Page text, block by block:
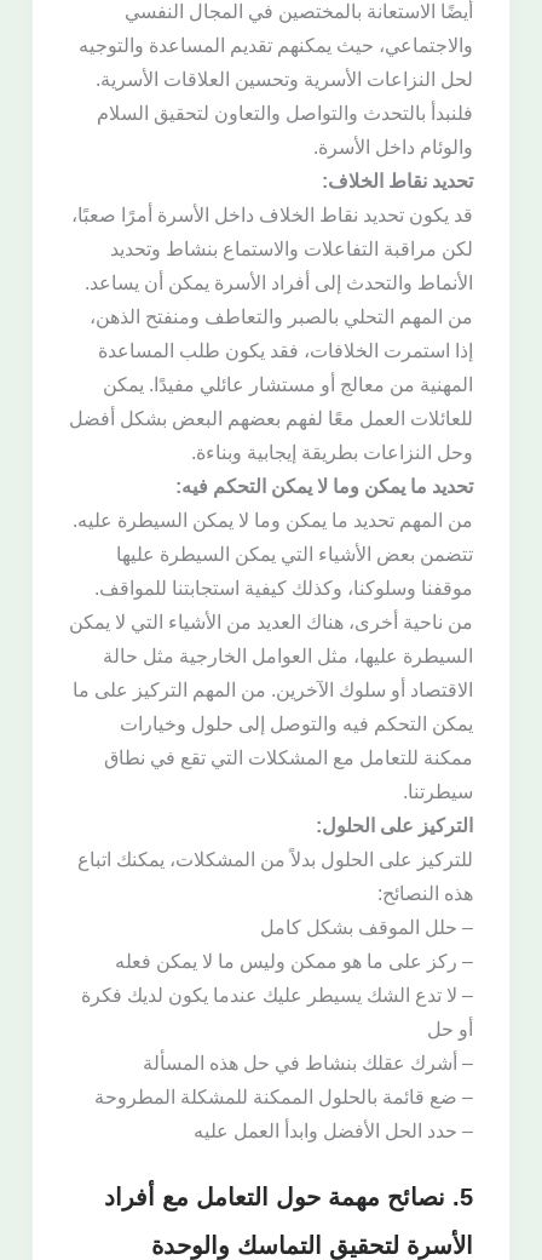
أيضًا الاستعانة بالمختصين في المجال النفسي
والاجتماعي، حيث يمكنهم تقديم المساعدة والتوجيه
لحل النزاعات الأسرية وتحسين العلاقات الأسرية.
فلنبدأ بالتحدث والتواصل والتعاون لتحقيق السلام
والوئام داخل الأسرة.
تحديد نقاط الخلاف:
قد يكون تحديد نقاط الخلاف داخل الأسرة أمرًا صعبًا،
لكن مراقبة التفاعلات والاستماع بنشاط وتحديد
الأنماط والتحدث إلى أفراد الأسرة يمكن أن يساعد.
من المهم التحلي بالصبر والتعاطف ومنفتح الذهن،
إذا استمرت الخلافات، فقد يكون طلب المساعدة
المهنية من معالج أو مستشار عائلي مفيدًا. يمكن
للعائلات العمل معًا لفهم بعضهم البعض بشكل أفضل
وحل النزاعات بطريقة إيجابية وبناءة.
تحديد ما يمكن وما لا يمكن التحكم فيه:
من المهم تحديد ما يمكن وما لا يمكن السيطرة عليه.
تتضمن بعض الأشياء التي يمكن السيطرة عليها
موقفنا وسلوكنا، وكذلك كيفية استجابتنا للمواقف.
من ناحية أخرى، هناك العديد من الأشياء التي لا يمكن
السيطرة عليها، مثل العوامل الخارجية مثل حالة
الاقتصاد أو سلوك الآخرين. من المهم التركيز على ما
يمكن التحكم فيه والتوصل إلى حلول وخيارات
ممكنة للتعامل مع المشكلات التي تقع في نطاق
سيطرتنا.
التركيز على الحلول:
للتركيز على الحلول بدلاً من المشكلات، يمكنك اتباع
هذه النصائح:
– حلل الموقف بشكل كامل
– ركز على ما هو ممكن وليس ما لا يمكن فعله
– لا تدع الشك يسيطر عليك عندما يكون لديك فكرة
أو حل
– أشرك عقلك بنشاط في حل هذه المسألة
– ضع قائمة بالحلول الممكنة للمشكلة المطروحة
– حدد الحل الأفضل وابدأ العمل عليه
5. نصائح مهمة حول التعامل مع أفراد
الأسرة لتحقيق التماسك والوحدة